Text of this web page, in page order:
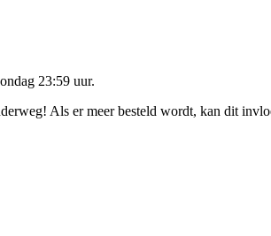
23:59 uur.
Als er meer besteld wordt, kan dit